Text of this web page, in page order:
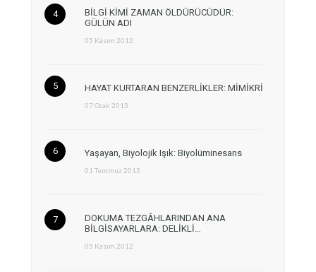
BİLGİ KİMİ ZAMAN ÖLDÜRÜCÜDÜR:
GÜLÜN ADI
05 Kasım 2012
HAYAT KURTARAN BENZERLİKLER: MİMİKRİ
07 Ocak 2013
Yaşayan, Biyolojik Işık: Biyolüminesans
01 Temmuz 2013
DOKUMA TEZGÂHLARINDAN ANA
BİLGİSAYARLARA: DELİKLİ…
05 Kasım 2012